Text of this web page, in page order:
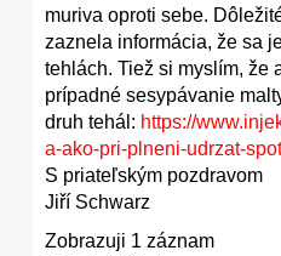
muriva oproti sebe.
zaznela informácia, že sa
tehlách. Tiež si myslím, že
prípadné sesypávanie
druh tehál: https://
a-ako-pri-plneni-udrzat-
S priateľským pozdravom
Jiří Schwarz
Zobrazuji 1 záznam